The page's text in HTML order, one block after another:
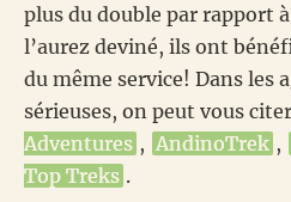
plus du double par rapport
l’aurez deviné, ils ont
du même service! Dans les
sérieuses, on peut vous
Adventures , AndinoTrek ,
Top Treks .